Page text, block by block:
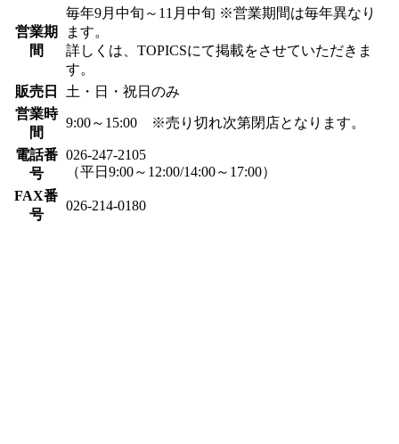
営業期
間
毎年9月中旬～11月中旬 ※営業期間は毎年異なり
ます。
詳しくは、TOPICSにて掲載をさせていただきま
す。
販売日
土・日・祝日のみ
営業時
間
9:00～15:00 ※売り切れ次第閉店となります。
電話番
号
026-247-2105
（平日9:00～12:00/14:00～17:00）
FAX番
号
026-214-0180